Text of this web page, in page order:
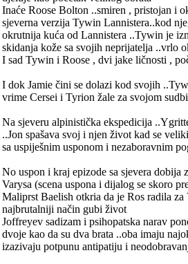
Inaće Roose Bolton ..smiren , pristojan i
sjeverna verzija Tywin Lannistera..kod
okrutnija kuća od Lannistera ..Tywin je
skidanja kože sa svojih neprijatelja ..vrlo
I sad Tywin i Roose , dvi jake ličnosti ,
I dok Jamie čini se dolazi kod svojih
vrime Cersei i Tyrion žale za svojom
Na sjeveru alpinistička ekspedicija
..Jon spašava svoj i njen život kad se
sa uspiješnim usponom i nezaboravnim
No uspon i kraj epizode sa sjevera
Varysa (scena uspona i dijalog se skoro
Maliprst Baelish otkria da je Ros radila
najbrutalniji način gubi život
Joffreyev sadizam i psihopatska narav
dvoje kao da su dva brata ..oba imaju
izazivaju potpunu antipatiju i